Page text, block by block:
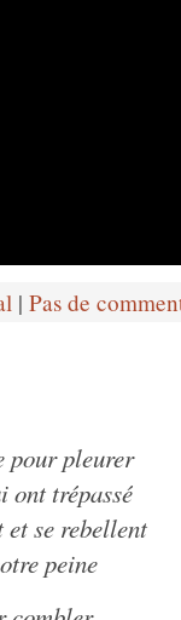
| Pas de
pour pleurer
ont trépassé
et se rebellent
peine